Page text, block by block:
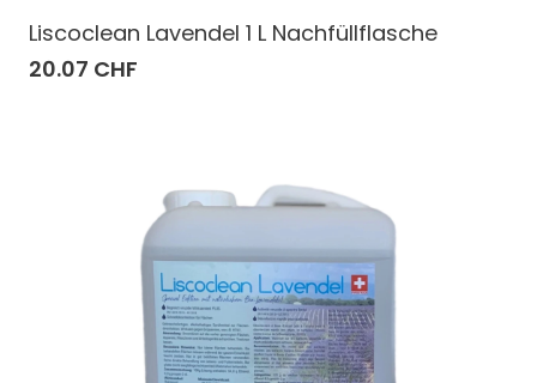
Liscoclean Lavendel 1 L Nachfüllflasche
20.07 CHF